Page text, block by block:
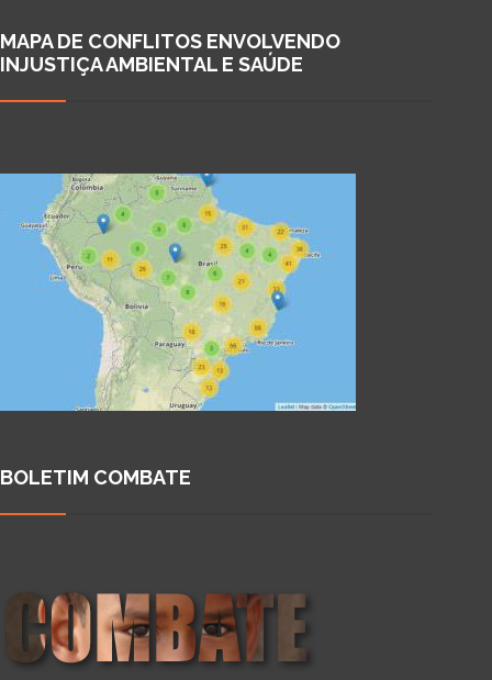
MAPA DE CONFLITOS ENVOLVENDO
INJUSTIÇA AMBIENTAL E SAÚDE
BOLETIM COMBATE